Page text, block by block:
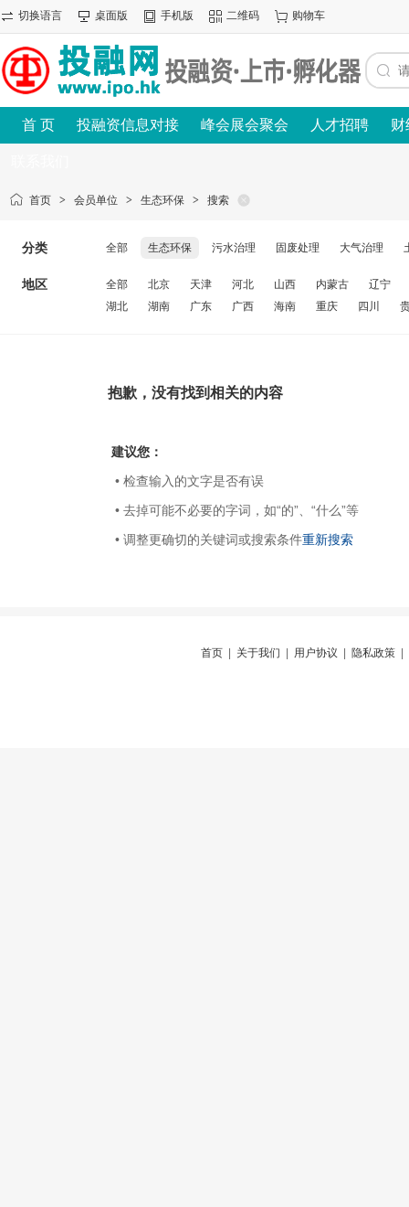
切换语言 桌面版 手机版 二维码 购物车
首 页 投融资信息对接 峰会展会聚会 人才招聘 财
首页 > 会员单位 > 生态环保 > 搜索
分类 全部 生态环保 污水治理 固废处理 大气治理
地区 全部 北京 天津 河北 山西 内蒙古
辽宁
湖北
湖南 广东 广西 海南 重庆 四川
抱歉，没有找到相关的内容
建议您：
• 检查输入的文字是否有误
• 去掉可能不必要的字词，如“的”、“什么”等
• 调整更确切的关键词或搜索条件重新搜索
首页 关于我们 用户协议 隐私政策